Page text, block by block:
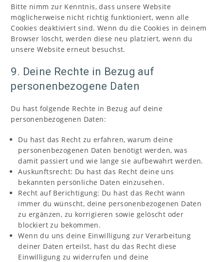
Bitte nimm zur Kenntnis, dass unsere Website
möglicherweise nicht richtig funktioniert, wenn alle
Cookies deaktiviert sind. Wenn du die Cookies in deinem
Browser löscht, werden diese neu platziert, wenn du
unsere Website erneut besuchst.
9. Deine Rechte in Bezug auf
personenbezogene Daten
Du hast folgende Rechte in Bezug auf deine
personenbezogenen Daten:
Du hast das Recht zu erfahren, warum deine
personenbezogenen Daten benötigt werden, was
damit passiert und wie lange sie aufbewahrt werden.
Auskunftsrecht: Du hast das Recht deine uns
bekannten persönliche Daten einzusehen.
Recht auf Berichtigung: Du hast das Recht wann
immer du wünscht, deine personenbezogenen Daten
zu ergänzen, zu korrigieren sowie gelöscht oder
blockiert zu bekommen.
Wenn du uns deine Einwilligung zur Verarbeitung
deiner Daten erteilst, hast du das Recht diese
Einwilligung zu widerrufen und deine